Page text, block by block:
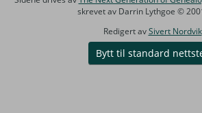
skrevet av Darrin Lythgoe ©
Redigert avSivert Nordvik
Bytt til standard